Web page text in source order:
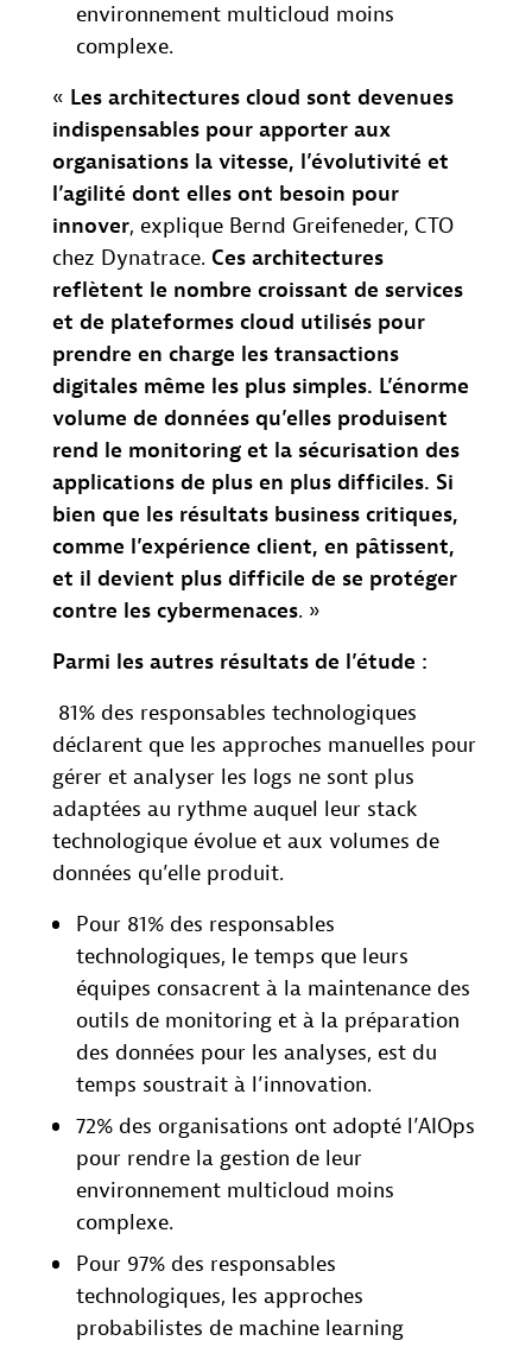
environnement multicloud moins
complexe.
« Les architectures cloud sont devenues
indispensables pour apporter aux
organisations la vitesse, l’évolutivité et
l’agilité dont elles ont besoin pour
innover, explique Bernd Greifeneder, CTO
chez Dynatrace. Ces architectures
reflètent le nombre croissant de services
et de plateformes cloud utilisés pour
prendre en charge les transactions
digitales même les plus simples. L’énorme
volume de données qu’elles produisent
rend le monitoring et la sécurisation des
applications de plus en plus difficiles. Si
bien que les résultats business critiques,
comme l’expérience client, en pâtissent,
et il devient plus difficile de se protéger
contre les cybermenaces. »
Parmi les autres résultats de l’étude :
81% des responsables technologiques
déclarent que les approches manuelles pour
gérer et analyser les logs ne sont plus
adaptées au rythme auquel leur stack
technologique évolue et aux volumes de
données qu’elle produit.
Pour 81% des responsables
technologiques, le temps que leurs
équipes consacrent à la maintenance des
outils de monitoring et à la préparation
des données pour les analyses, est du
temps soustrait à l’innovation.
72% des organisations ont adopté l’AIOps
pour rendre la gestion de leur
environnement multicloud moins
complexe.
Pour 97% des responsables
technologiques, les approches
probabilistes de machine learning